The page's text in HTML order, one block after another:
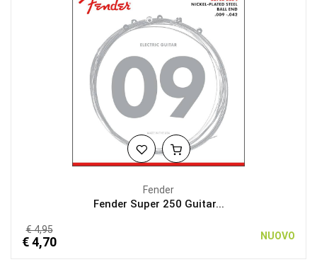
Fender
Fender Super 250 Guitar...
€ 4,95
€ 4,70 NUOVO